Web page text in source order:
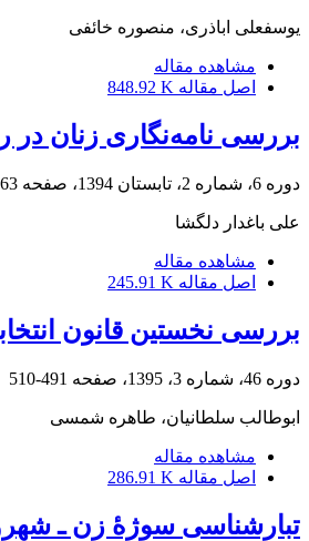
یوسفعلی اباذری، منصوره خائفی
مشاهده مقاله
اصل مقاله 848.92 K
بررسی نامه‌نگاری زنان در
دوره 6، شماره 2، تابستان 1394، صفحه 63-77
علی باغدار دلگشا
مشاهده مقاله
اصل مقاله 245.91 K
بررسی نخستین قانون
دوره 46، شماره 3، 1395، صفحه 491-510
ابوطالب سلطانیان، طاهره شمسی
مشاهده مقاله
اصل مقاله 286.91 K
تبارشناسی سوژۀ زن ـ